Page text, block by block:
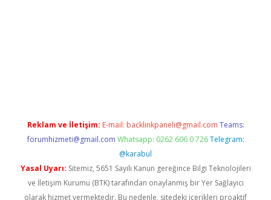
Reklam ve İletişim: E-mail: backlinkpaneli@gmail.com Teams:
forumhizmeti@gmail.com Whatsapp: 0262 606 0 726 Telegram:
@karabul
Yasal Uyarı: Sitemiz, 5651 Sayılı Kanun gereğince Bilgi Teknolojileri
ve İletişim Kurumu (BTK) tarafından onaylanmış bir Yer Sağlayıcı
olarak hizmet vermektedir. Bu nedenle, sitedeki içerikleri proaktif